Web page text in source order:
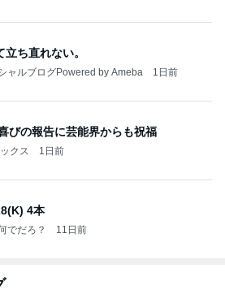
ち直れない。
ャルブログPowered by Ameba 1日前
びの報告に芸能界からも祝福
クス 1日前
4本
でだろ？ 11日前